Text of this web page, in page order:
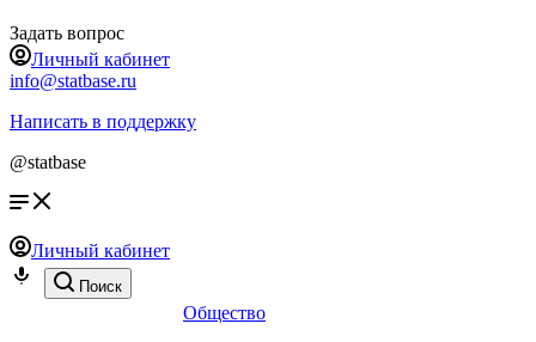
Задать вопрос
Личный кабинет
info@statbase.ru
Написать в поддержку
@statbase
Личный кабинет
Поиск
Общество